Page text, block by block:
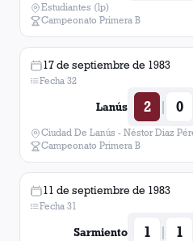
Estudiantes (lp)
Campeonato Primera B
17 de septiembre de 1983
Fecha 32
Lanús 2 | 0
Ciudad De Lanús - Néstor Diaz
Campeonato Primera B
11 de septiembre de 1983
Fecha 31
Sarmiento 1 | 1